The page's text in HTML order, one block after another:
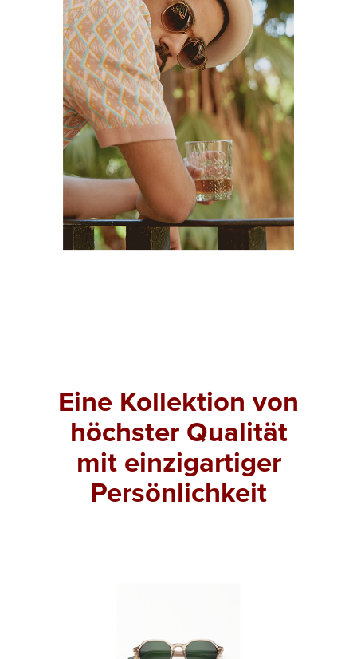
Eine Kollektion von
höchster Qualität
mit einzigartiger
Persönlichkeit